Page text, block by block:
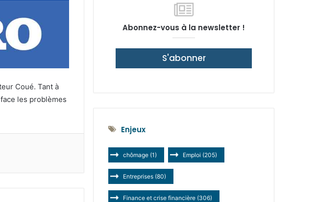
Coué. Tant à
les problèmes
Abonnez-vous à la newsletter !
S'abonner
Enjeux
chômage (1) Emploi (205)
Entreprises (80)
Finance et crise financière (306)